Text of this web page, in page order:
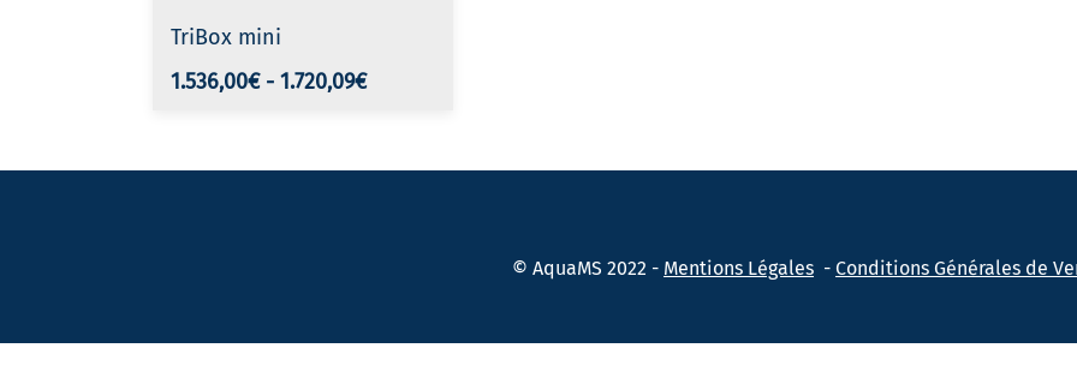
TriBox mini
1.536,00€- 1.720,09€
© AquaMS 2022 - Mentions Légales - Conditions Générales de